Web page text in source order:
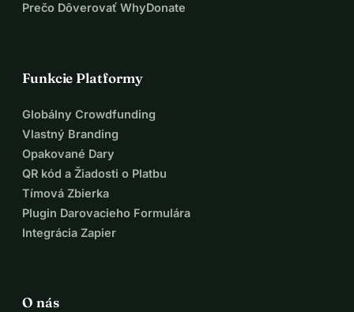
Prečo Dôverovať WhyDonate
Funkcie Platformy
Globálny Crowdfunding
Vlastný Branding
Opakované Dary
QR kód a Žiadosti o Platbu
Tímová Zbierka
Plugin Darovacieho Formulára
Integrácia Zapier
O nás